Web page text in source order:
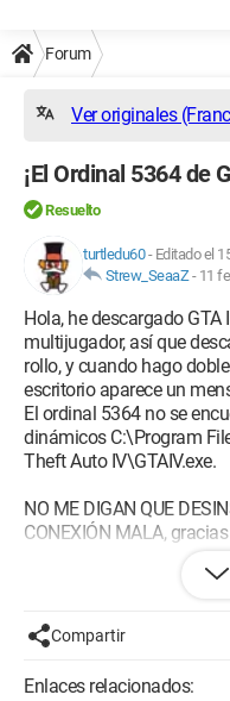
Forum
Ver originales
¡El Ordinal 5364 de
Resuelto
turtledu60- Editado el
Strew_SeaaZ- 11
Hola, he descargado
multijugador, así que
rollo, y cuando hago
escritorio aparece un
El ordinal 5364 no se
dinámicos C:\Program
Theft Auto IV\GTAIV.exe.
NO ME DIGAN QUE
CONEXIÓN MALA,
Y también, tenía
¡respondan rápido!
Compartir
Enlaces relacionados: